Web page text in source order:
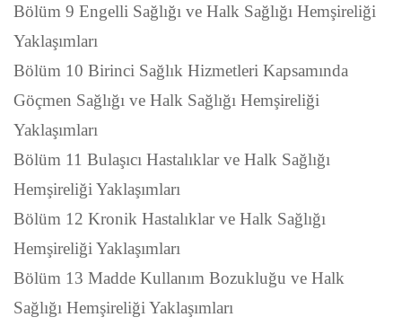
Bölüm 9 Engelli Sağlığı ve Halk Sağlığı Hemşireliği
Yaklaşımları
Bölüm 10 Birinci Sağlık Hizmetleri Kapsamında
Göçmen Sağlığı ve Halk Sağlığı Hemşireliği
Yaklaşımları
Bölüm 11 Bulaşıcı Hastalıklar ve Halk Sağlığı
Hemşireliği Yaklaşımları
Bölüm 12 Kronik Hastalıklar ve Halk Sağlığı
Hemşireliği Yaklaşımları
Bölüm 13 Madde Kullanım Bozukluğu ve Halk
Sağlığı Hemşireliği Yaklaşımları